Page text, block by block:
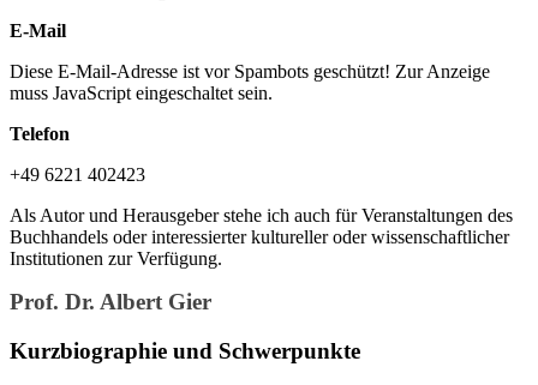
E-Mail
Diese E-Mail-Adresse ist vor Spambots geschützt! Zur Anzeige
muss JavaScript eingeschaltet sein.
Telefon
+49 6221 402423
Als Autor und Herausgeber stehe ich auch für Veranstaltungen des
Buchhandels oder interessierter kultureller oder wissenschaftlicher
Institutionen zur Verfügung.
Prof. Dr. Albert Gier
Kurzbiographie und Schwerpunkte